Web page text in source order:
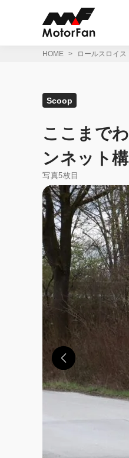
HOME ロールスロイス
Scoop
ここまで
ンネット
写真5枚目